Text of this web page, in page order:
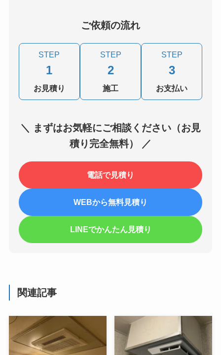
ご依頼の流れ
STEP
1
お見積り
STEP
2
施工
STEP
3
お支払い
＼ まずはお気軽にご相談ください（お見
積り完全無料） ／
電話で見積り
WEBから無料見積り
LINEでかんたん見積り
関連記事